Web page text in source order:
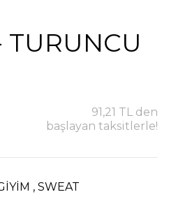
TURUNCU
91,21 TL den
başlayan taksitlerle!
, SWEAT